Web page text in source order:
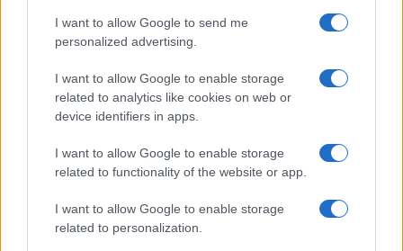
I want to allow Google to send me
personalized advertising.
I want to allow Google to enable storage
related to analytics like cookies on web or
device identifiers in apps.
I want to allow Google to enable storage
related to functionality of the website or app.
I want to allow Google to enable storage
related to personalization.
FINANZA